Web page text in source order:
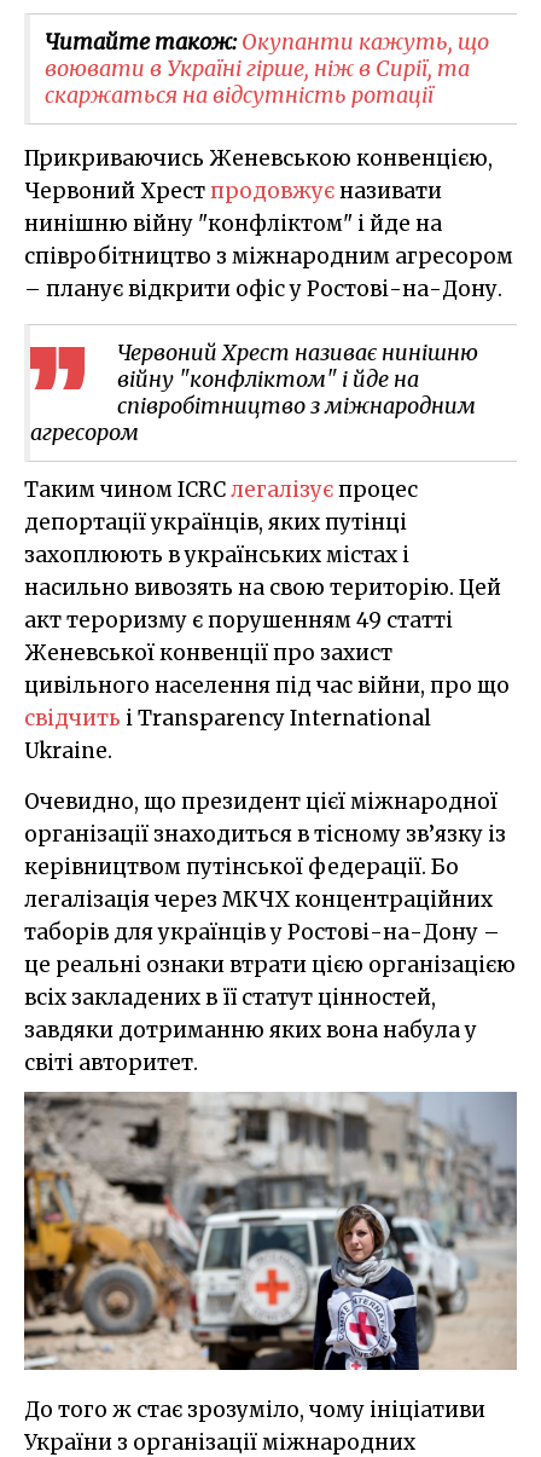
Читайте також:Окупанти кажуть, що
воювати в Україні гірше, ніж в Сирії, та
скаржаться на відсутність ротації
Прикриваючись Женевською конвенцією,
Червоний Хрестпродовжуєназивати
нинішню війну "конфліктом" і йде на
співробітництво з міжнародним агресором
– планує відкрити офіс у Ростові-на-Дону.
Червоний Хрест називає нинішню
війну "конфліктом" і йде на
співробітництво з міжнародним
агресором
Таким чином ICRCлегалізуєпроцес
депортації українців, яких путінці
захоплюють в українських містах і
насильно вивозять на свою територію. Цей
акт тероризму є порушенням 49 статті
Женевської конвенції про захист
цивільного населення під час війни, про що
свідчить і Transparency International
Ukraine.
Очевидно, що президент цієї міжнародної
організації знаходиться в тісному зв’язку із
керівництвом путінської федерації. Бо
легалізація через МКЧХ концентраційних
таборів для українців у Ростові-на-Дону –
це реальні ознаки втрати цією організацією
всіх закладених в її статут цінностей,
завдяки дотриманню яких вона набула у
світі авторитет.
До того ж стає зрозуміло, чому ініціативи
України з організації міжнародних